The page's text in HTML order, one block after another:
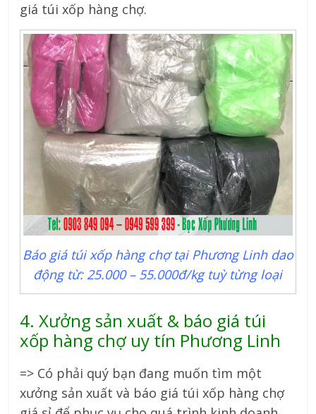
giá túi xốp hàng chợ.
Báo giá túi xốp hàng chợ tại Phương Linh dao
động từ: 25.000 – 55.000đ/kg tuỳ từng loại
4. Xưởng sản xuất & báo giá túi
xốp hàng chợ uy tín Phương Linh
=> Có phải quý bạn đang muốn tìm một
xưởng sản xuất và báo giá túi xốp hàng chợ